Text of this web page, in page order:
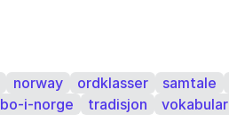
norway ordklasser samtale
bo-i-norge tradisjon vokabular